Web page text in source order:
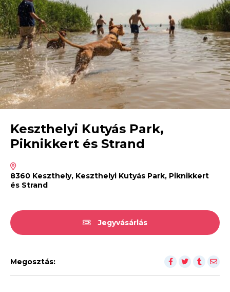
Keszthelyi Kutyás Park,
Piknikkert és Strand
8360 Keszthely, Keszthelyi Kutyás Park, Piknikkert
és Strand
Jegyvásárlás
Megosztás: